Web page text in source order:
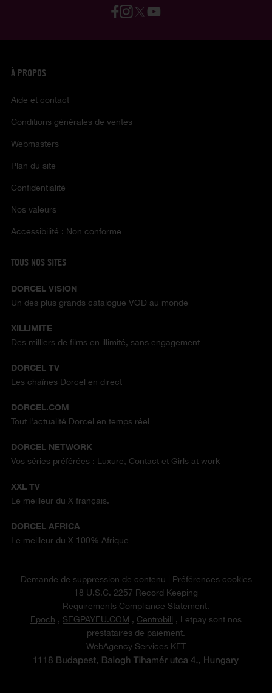
À PROPOS
Aide et contact
Conditions générales de ventes
Webmasters
Plan du site
Confidentialité
Nos valeurs
Accessibilité : Non conforme
TOUS NOS SITES
DORCEL VISION
Un des plus grands catalogue VOD au monde
XILLIMITE
Des milliers de films en illimité, sans engagement
DORCEL TV
Les chaînes Dorcel en direct
DORCEL.COM
Tout l'actualité Dorcel en temps réel
DORCEL NETWORK
Vos séries préférées : Luxure, Contact et Girls at work
XXL TV
Le meilleur du X français.
DORCEL AFRICA
Le meilleur du X 100% Afrique
Demande de suppression de contenu
Préférences cookies
18 U.S.C. 2257 Record Keeping
Requirements Compliance Statement.
Epoch , SEGPAYEU.COM , Centrobill , Letpay sont nos
prestataires de paiement.
WebAgency Services KFT